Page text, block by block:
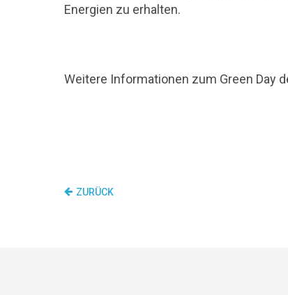
Energien zu erhalten.
Weitere Informationen zum Green Day
ZURÜCK